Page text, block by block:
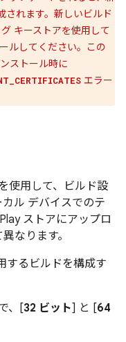
されます。新しいビルド
キーストアを使用して
ルしてください。この
ストール時に
エラー
使用して、ビルド設
ル デバイスでのテ
ストアにアップロ
なります。
するビルドを構成す
、[32 ビット] と [64